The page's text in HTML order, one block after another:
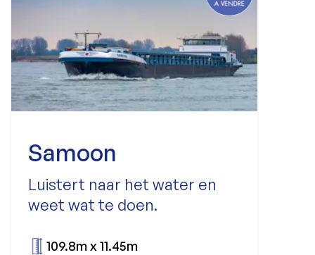
Samoon
Luistert naar het water en
weet wat te doen.
109.8m x 11.45m